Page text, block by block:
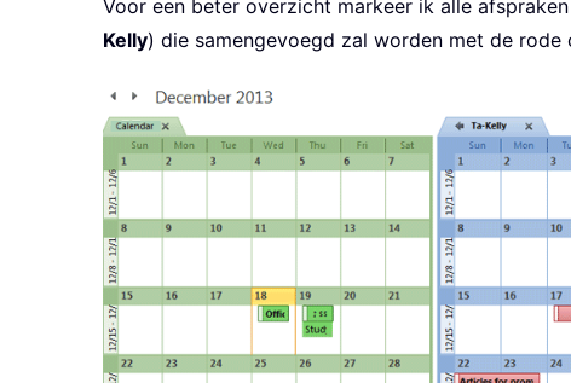
Voor een beter overzicht markeer ik alle
Kelly) die samengevoegd zal worden met de rode